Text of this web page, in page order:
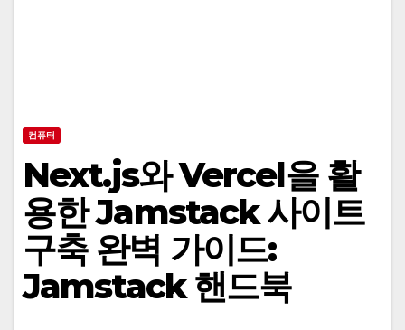
컴퓨터
Next.js와 Vercel을 활
용한 Jamstack 사이트
구축 완벽 가이드:
Jamstack 핸드북